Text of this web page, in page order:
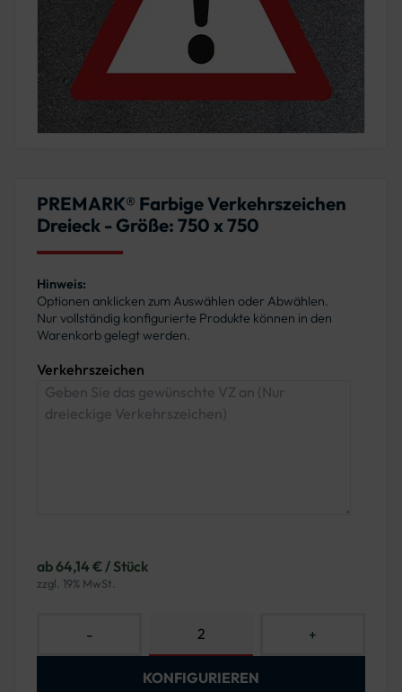
PREMARK® Farbige Verkehrszeichen
Dreieck - Größe: 750 x 750
Hinweis:
Optionen anklicken zum Auswählen oder Abwählen.
Nur vollständig konfigurierte Produkte können in den
Warenkorb gelegt werden.
Verkehrszeichen
ab 64,14 € / Stück
zzgl. 19% MwSt.
- +
KONFIGURIEREN